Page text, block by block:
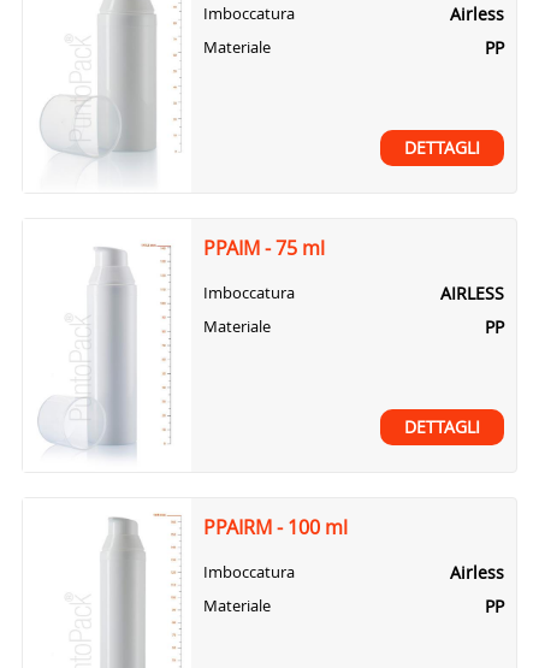
Imboccatura Airless
Materiale PP
DETTAGLI
PPAIM - 75 ml
Imboccatura AIRLESS
Materiale PP
DETTAGLI
PPAIRM - 100 ml
Imboccatura Airless
Materiale PP